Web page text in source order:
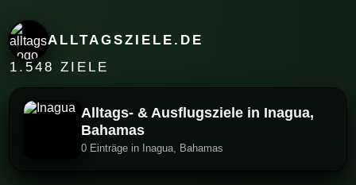
ALLTAGSZIELE.DE
1.548 ZIELE
Alltags- & Ausflugsziele in Inagua,
Bahamas
0 Einträge in Inagua, Bahamas